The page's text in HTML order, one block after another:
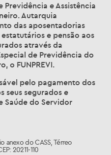
Previdência e Assistência
Autarquia
das aposentadorias
e pensão aos
através da
de Previdência do
o FUNPREVI.
pelo pagamento dos
seus segurados e
Saúde do Servidor
anexo do CASS, Térreo
20211-110